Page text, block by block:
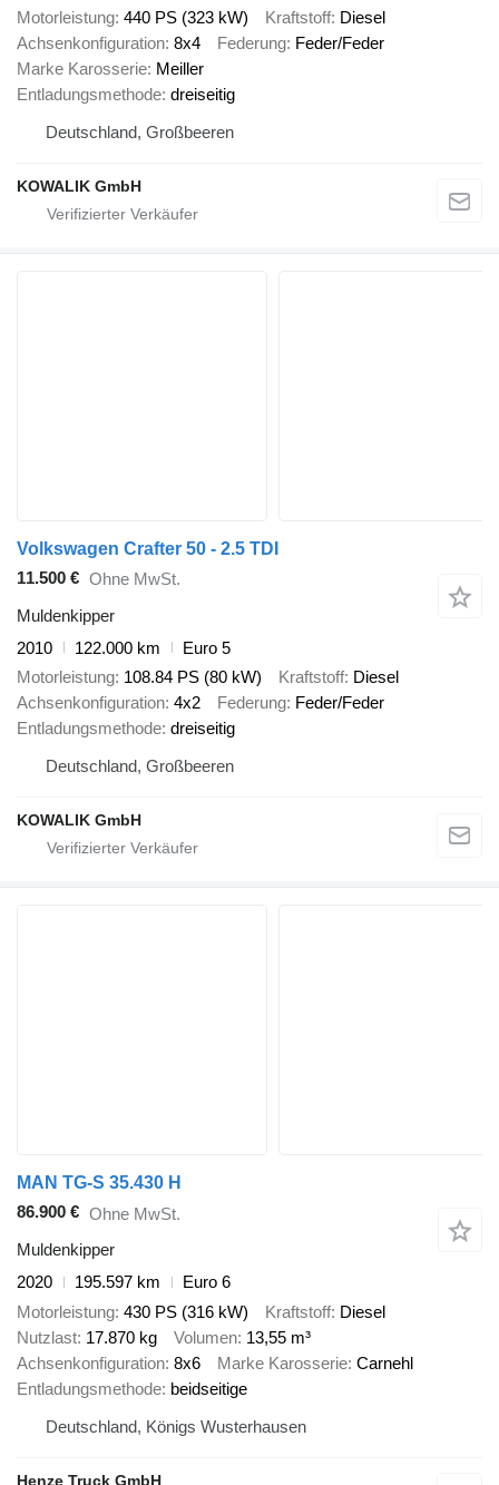
Motorleistung 440 PS (323 kW) Kraftstoff Diesel
Achsenkonfiguration 8x4 Federung Feder/Feder
Marke Karosserie Meiller
Entladungsmethode dreiseitig
Deutschland, Großbeeren
KOWALIK GmbH
Volkswagen Crafter 50 - 2.5 TDI
11.500 € Ohne MwSt.
Muldenkipper
2010
122.000 km
Euro 5
Motorleistung 108.84 PS (80 kW) Kraftstoff Diesel
Achsenkonfiguration 4x2 Federung Feder/Feder
Entladungsmethode dreiseitig
Deutschland, Großbeeren
KOWALIK GmbH
MAN TG-S 35.430 H
86.900 € Ohne MwSt.
Muldenkipper
2020
195.597 km
Euro 6
Motorleistung 430 PS (316 kW) Kraftstoff Diesel
Nutzlast 17.870 kg Volumen 13,55 m³
Achsenkonfiguration 8x6 Marke Karosserie Carnehl
Entladungsmethode beidseitige
Deutschland, Königs Wusterhausen
Henze Truck GmbH